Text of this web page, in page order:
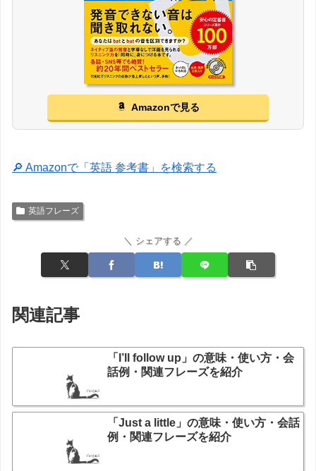
Amazonで見る
🔎 Amazonで「英語 参考書」を検索する
英語フレーズ
＼ シェアする ／
関連記事
「I’ll follow up」の意味・使い方・会
話例・関連フレーズを紹介
「Just a little」の意味・使い方・会話
例・関連フレーズを紹介